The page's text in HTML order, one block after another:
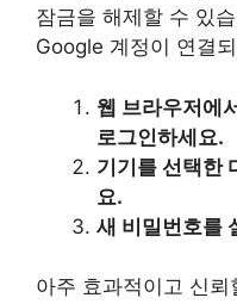
잠금을 해제할 수 있
Google 계정이 연결
웹 브라우저에
로그인하세요.
기기를 선택한
요.
새 비밀번호를
아주 효과적이고 신